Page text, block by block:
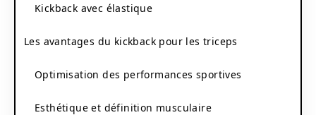
Kickback avec élastique
Les avantages du kickback pour les triceps
Optimisation des performances sportives
Esthétique et définition musculaire